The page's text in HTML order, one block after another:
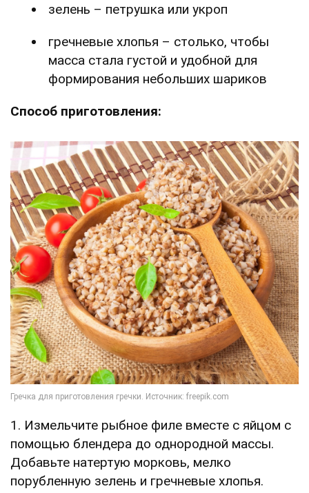
зелень – петрушка или укроп
гречневые хлопья – столько, чтобы
масса стала густой и удобной для
формирования небольших шариков
Способ приготовления:
1. Измельчите рыбное филе вместе с яйцом с
помощью блендера до однородной массы.
Добавьте натертую морковь, мелко
порубленную зелень и гречневые хлопья.